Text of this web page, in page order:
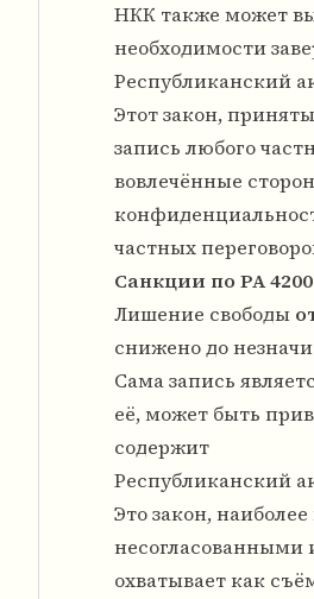
НКК также может
необходимости
Республиканский
Этот закон,
запись любого
вовлечённые
частных
Санкции по РА
Лишение свободы
снижено до
Сама запись
её, может быть
содержит
Республиканский
Это закон,
несогласованными
охватывает как